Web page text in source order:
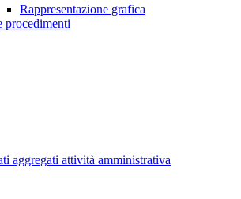
Rappresentazione grafica
procedimenti
aggregati attività amministrativa